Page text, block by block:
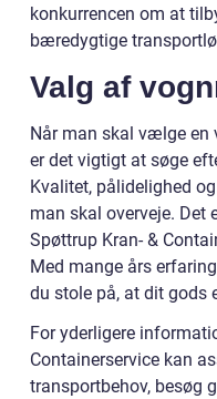
konkurrencen om at
bæredygtige
Valg af
Når man skal vælge en
er det vigtigt at søge
Kvalitet, pålidelighed
man skal overveje. Det
Spøttrup Kran- &
Med mange års
du stole på, at dit gods
For yderligere
Containerservice kan
transportbehov, besøg